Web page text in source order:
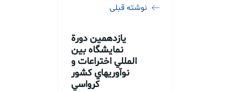
نوشته قبلی
يازدهمين دورة
نمايشگاه بين
المللي اختراعات و
نوآوريهاي كشور
كرواسي